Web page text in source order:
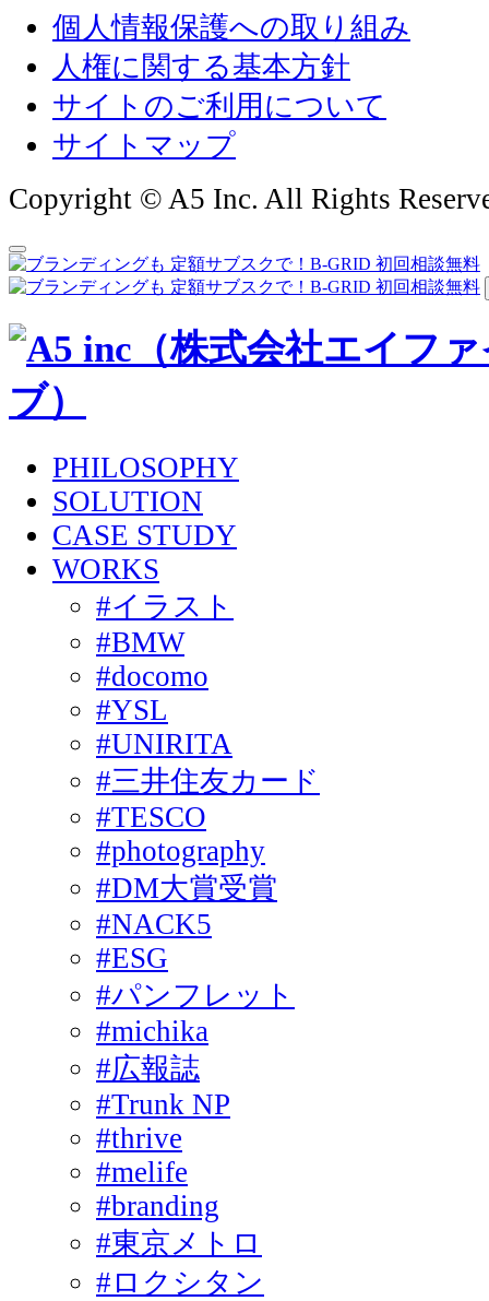
個人情報保護への取り組み
人権に関する基本方針
サイトのご利用について
サイトマップ
Copyright © A5 Inc. All Rights
PHILOSOPHY
SOLUTION
CASE STUDY
WORKS
#イラスト
#BMW
#docomo
#YSL
#UNIRITA
#三井住友カード
#TESCO
#photography
#DM大賞受賞
#NACK5
#ESG
#パンフレット
#michika
#広報誌
#Trunk NP
#thrive
#melife
#branding
#東京メトロ
#ロクシタン